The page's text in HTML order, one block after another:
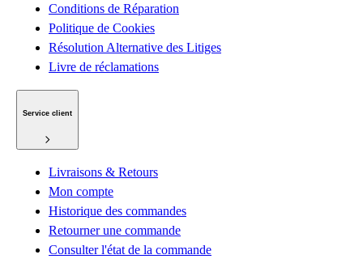
Conditions de Réparation
Politique de Cookies
Résolution Alternative des Litiges
Livre de réclamations
Service client
Livraisons & Retours
Mon compte
Historique des commandes
Retourner une commande
Consulter l'état de la commande